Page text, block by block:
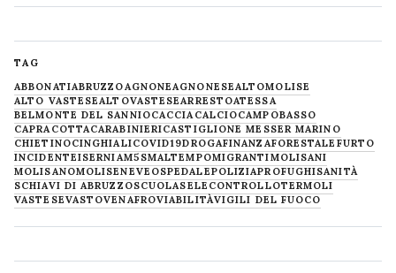
TAG
ABBONATIABRUZZOAGNONEAGNONESEALTOMOLISE
ALTO VASTESEALTOVASTESEARRESTOATESSA
BELMONTE DEL SANNIOCACCIA CALCIOCAMPOBASSO
CAPRACOTTACARABINIERICASTIGLIONE MESSER MARINO
CHIETINOCINGHIALICOVID19DROGAFINANZAFORESTALE FURTO
INCIDENTEISERNIAM5SMALTEMPOMIGRANTIMOLISANI
MOLISANOMOLISENEVE OSPEDALEPOLIZIAPROFUGHISANITÀ
SCHIAVI DI ABRUZZOSCUOLASELECONTROLLOTERMOLI
VASTESEVASTOVENAFROVIABILITÀVIGILI DEL FUOCO